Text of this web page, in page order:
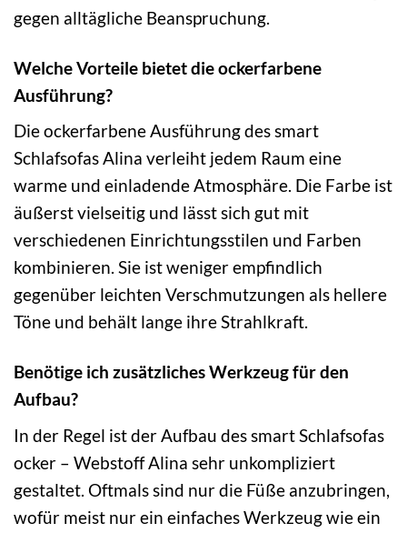
gegen alltägliche Beanspruchung.
Welche Vorteile bietet die ockerfarbene
Ausführung?
Die ockerfarbene Ausführung des smart
Schlafsofas Alina verleiht jedem Raum eine
warme und einladende Atmosphäre. Die Farbe ist
äußerst vielseitig und lässt sich gut mit
verschiedenen Einrichtungsstilen und Farben
kombinieren. Sie ist weniger empfindlich
gegenüber leichten Verschmutzungen als hellere
Töne und behält lange ihre Strahlkraft.
Benötige ich zusätzliches Werkzeug für den
Aufbau?
In der Regel ist der Aufbau des smart Schlafsofas
ocker – Webstoff Alina sehr unkompliziert
gestaltet. Oftmals sind nur die Füße anzubringen,
wofür meist nur ein einfaches Werkzeug wie ein